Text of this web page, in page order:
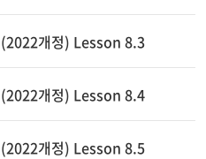
개정) Lesson 8.3
개정) Lesson 8.4
개정) Lesson 8.5